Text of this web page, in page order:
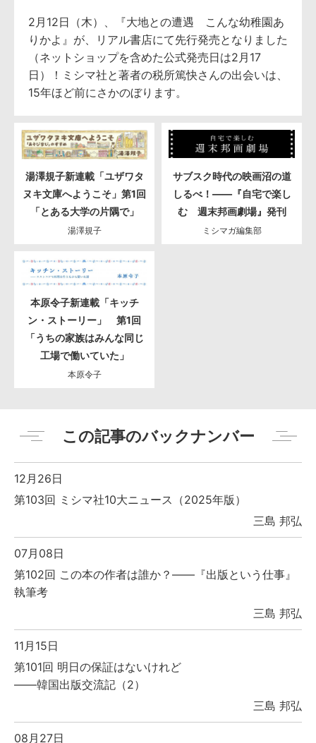
2月12日（木）、『大地との遭遇 こんな幼稚園あ
りかよ』が、リアル書店にて先行発売となりました
（ネットショップを含めた公式発売日は2月17
日）！ミシマ社と著者の税所篤快さんの出会いは、
15年ほど前にさかのぼります。
湯澤規子新連載「ユザワタ
ヌキ文庫へようこそ」第1回
「とある大学の片隅で」
湯澤規子
サブスク時代の映画沼の道
しるべ！――『自宅で楽し
む 週末邦画劇場』発刊
ミシマガ編集部
本原令子新連載「キッチ
ン・ストーリー」 第1回
「うちの家族はみんな同じ
工場で働いていた」
本原令子
この記事のバックナンバー
12月26日
第103回 ミシマ社10大ニュース（2025年版）
三島 邦弘
07月08日
第102回 この本の作者は誰か？――『出版という仕事』
執筆考
三島 邦弘
11月15日
第101回 明日の保証はないけれど
――韓国出版交流記（2）
三島 邦弘
08月27日